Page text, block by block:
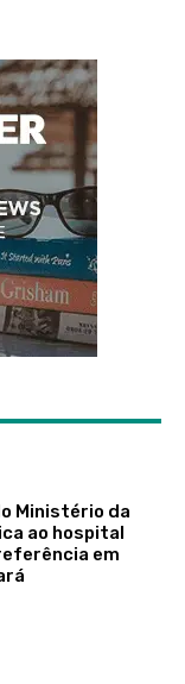
Ministério da
ao hospital
em